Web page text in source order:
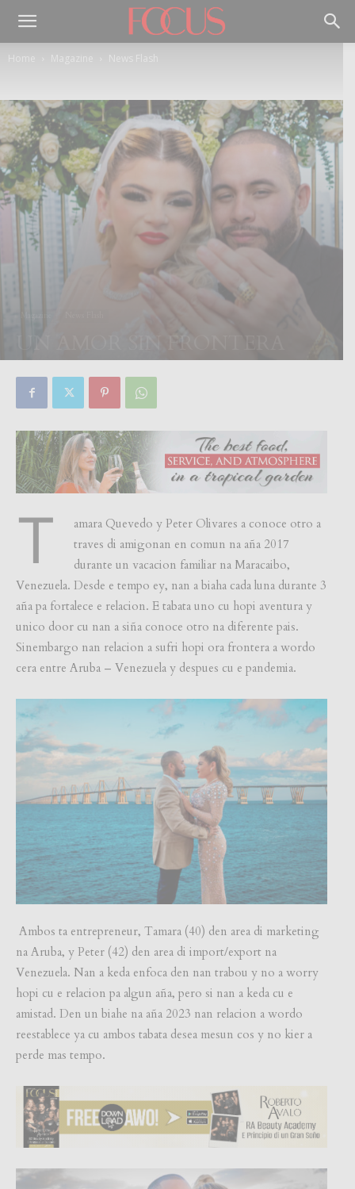
Home Magazine News Flash
UN AMOR SIN FRONTERA
T
amara Quevedo y Peter Olivares a conoce otro a
traves di amigonan en comun na aña 2017
durante un vacacion familiar na Maracaibo,
Venezuela. Desde e tempo ey, nan a biaha cada luna durante 3
aña pa fortalece e relacion. E tabata uno cu hopi aventura y
unico door cu nan a siña conoce otro na diferente pais.
Sinembargo nan relacion a sufri hopi ora frontera a wordo
cera entre Aruba – Venezuela y despues cu e pandemia.
Ambos ta entrepreneur, Tamara (40) den area di marketing
na Aruba, y Peter (42) den area di import/export na
Venezuela. Nan a keda enfoca den nan trabou y no a worry
hopi cu e relacion pa algun aña, pero si nan a keda cu e
amistad. Den un biahe na aña 2023 nan relacion a wordo
reestablece ya cu ambos tabata desea mesun cos y no kier a
perde mas tempo.